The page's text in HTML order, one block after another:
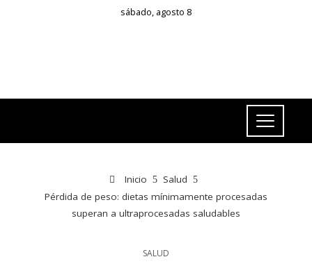
sábado, agosto 8
Inicio
Salud
Pérdida de peso: dietas mínimamente procesadas
superan a ultraprocesadas saludables
SALUD